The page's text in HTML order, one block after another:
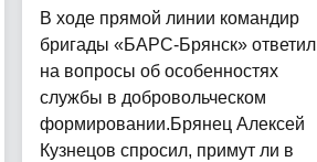
В ходе прямой линии командир
бригады «БАРС-Брянск» ответил
на вопросы об особенностях
службы в добровольческом
формировании.Брянец Алексей
Кузнецов спросил, примут ли в